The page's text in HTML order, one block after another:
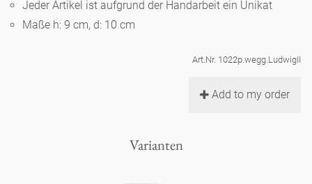
Kleine Kaffeetasse 'Glam'
Espressotassen 'Glam'
Tiefe Teller - weiß
Ovale Teller 'de Luxe'
Lange Teller 'de Luxe'
Hors d'Œvre
Präsentation
Räucherstäbchenhalter
Buchstaben
Porzellanfiguren
Alices Schachspiel 'de Luxe'
Jeder Artikel ist aufgrund der Handarbeit ein Unikat
Maße h: 9 cm, d: 10 cm
Art.Nr. 1022p.wegg.LudwigII
Add to my order
Varianten